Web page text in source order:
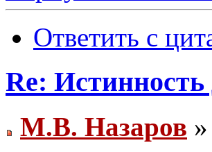
Ответить с
Re: Истинность
М.В. Назаров